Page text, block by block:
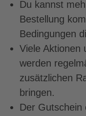
Du kannst
Bestellung
Bedingungen
Viele Aktionen
werden
zusätzlichen
bringen.
Der Gutschein